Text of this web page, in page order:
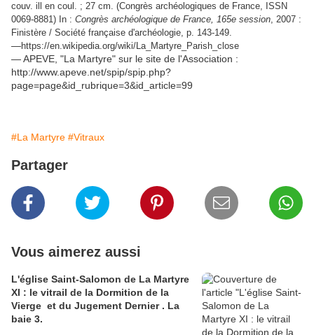
couv. ill en coul. ; 27 cm. (Congrès archéologiques de France, ISSN
0069-8881) In : Congrès archéologique de France, 165e session, 2007 :
Finistère / Société française d'archéologie, p. 143-149.
—https://en.wikipedia.org/wiki/La_Martyre_Parish_close
— APEVE, "La Martyre" sur le site de l'Association :
http://www.apeve.net/spip/spip.php?
page=page&id_rubrique=3&id_article=99
#La Martyre #Vitraux
Partager
Vous aimerez aussi
L'église Saint-Salomon de La Martyre
XI : le vitrail de la Dormition de la
Vierge et du Jugement Dernier . La
baie 3.